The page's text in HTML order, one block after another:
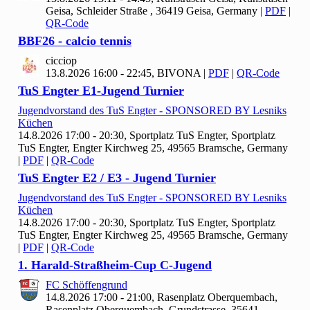
Geisa, Schleider Straße , 36419 Geisa, Germany | PDF |
QR-Code
BBF26 - calcio tennis
cicciop
13.8.2026 16:00 - 22:45, BIVONA | PDF | QR-Code
TuS Engter E1-Jugend Turnier
Jugendvorstand des TuS Engter - SPONSORED BY Lesniks
Küchen
14.8.2026 17:00 - 20:30, Sportplatz TuS Engter, Sportplatz
TuS Engter, Engter Kirchweg 25, 49565 Bramsche, Germany
| PDF | QR-Code
TuS Engter E2 / E3 - Jugend Turnier
Jugendvorstand des TuS Engter - SPONSORED BY Lesniks
Küchen
14.8.2026 17:00 - 20:30, Sportplatz TuS Engter, Sportplatz
TuS Engter, Engter Kirchweg 25, 49565 Bramsche, Germany
| PDF | QR-Code
1. Harald-Straßheim-Cup C-Jugend
FC Schöffengrund
14.8.2026 17:00 - 21:00, Rasenplatz Oberquembach,